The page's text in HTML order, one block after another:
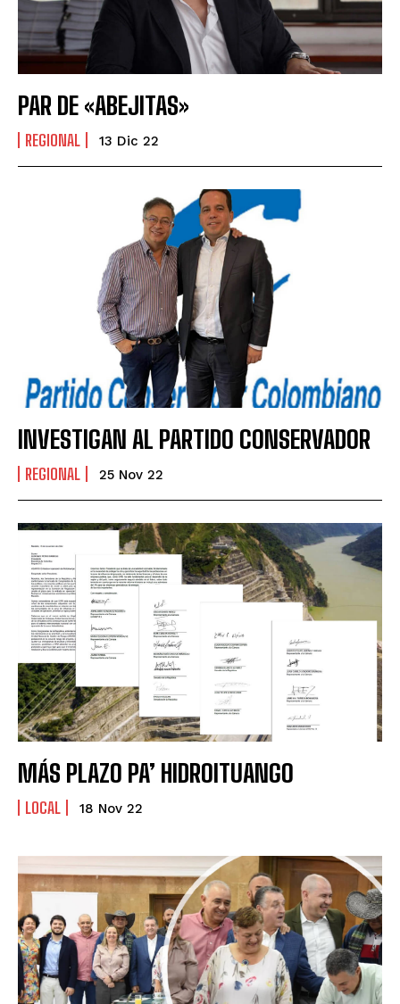
PAR DE «ABEJITAS»
REGIONAL 13 Dic 22
INVESTIGAN AL PARTIDO CONSERVADOR
REGIONAL 25 Nov 22
MÁS PLAZO PA’ HIDROITUANGO
LOCAL 18 Nov 22